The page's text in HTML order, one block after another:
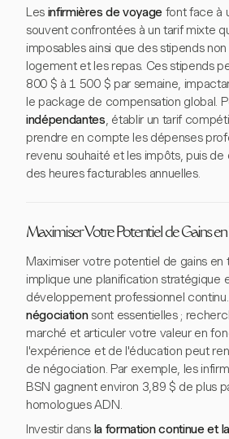
Les infirmières de voyage font face à
souvent confrontées à un tarif mixte
imposables ainsi que des stipends
logement et les repas. Ces stipends
800 $ à 1 500 $ par semaine,
le package de compensation global.
indépendantes, établir un tarif
prendre en compte les dépenses
revenu souhaité et les impôts, puis de
des heures facturables annuelles.
Maximiser Votre Potentiel de Gains
Maximiser votre potentiel de gains en
implique une planification stratégique
développement professionnel
négociationsont essentielles ;
marché et articuler votre valeur en
l'expérience et de l'éducation peut
de négociation. Par exemple, les
BSN gagnent environ 3,89 $ de plus
homologues ADN.
Investir dans la formation continue et